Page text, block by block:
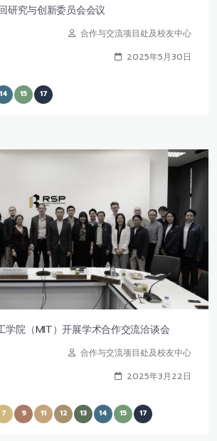
研究与创新委员会会议
合作与交流项目处及校友中心
2025年5月30日
14 15 17
学院（MIT）开展学术合作交流洽谈会
合作与交流项目处及校友中心
2025年3月22日
7 9 11 12 13 14 15 17